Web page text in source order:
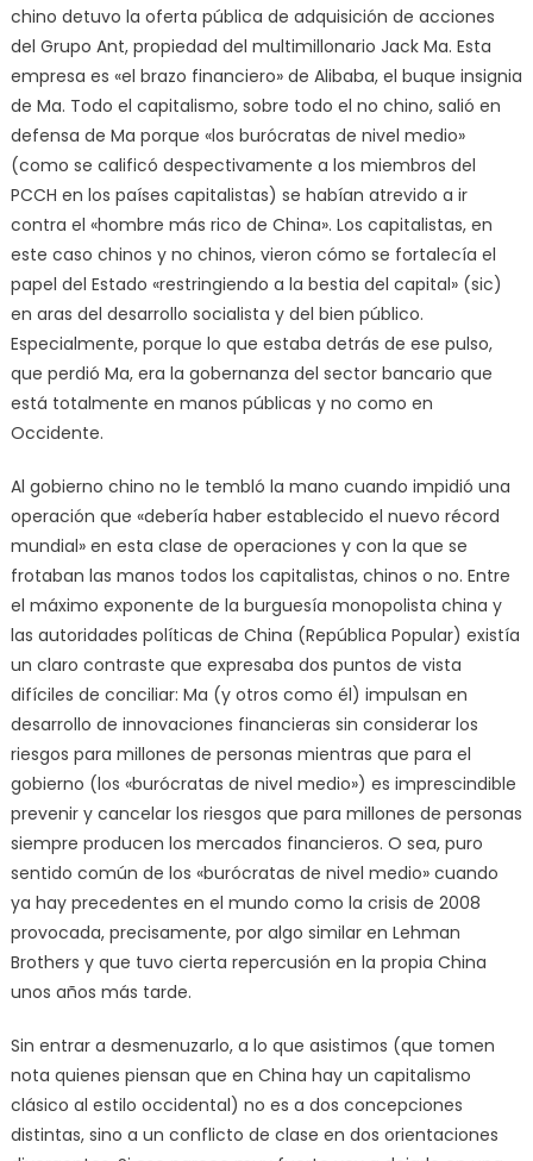
chino detuvo la oferta pública de adquisición de acciones
del Grupo Ant, propiedad del multimillonario Jack Ma. Esta
empresa es «el brazo financiero» de Alibaba, el buque insignia
de Ma. Todo el capitalismo, sobre todo el no chino, salió en
defensa de Ma porque «los burócratas de nivel medio»
(como se calificó despectivamente a los miembros del
PCCH en los países capitalistas) se habían atrevido a ir
contra el «hombre más rico de China». Los capitalistas, en
este caso chinos y no chinos, vieron cómo se fortalecía el
papel del Estado «restringiendo a la bestia del capital» (sic)
en aras del desarrollo socialista y del bien público.
Especialmente, porque lo que estaba detrás de ese pulso,
que perdió Ma, era la gobernanza del sector bancario que
está totalmente en manos públicas y no como en
Occidente.
Al gobierno chino no le tembló la mano cuando impidió una
operación que «debería haber establecido el nuevo récord
mundial» en esta clase de operaciones y con la que se
frotaban las manos todos los capitalistas, chinos o no. Entre
el máximo exponente de la burguesía monopolista china y
las autoridades políticas de China (República Popular) existía
un claro contraste que expresaba dos puntos de vista
difíciles de conciliar: Ma (y otros como él) impulsan en
desarrollo de innovaciones financieras sin considerar los
riesgos para millones de personas mientras que para el
gobierno (los «burócratas de nivel medio») es imprescindible
prevenir y cancelar los riesgos que para millones de personas
siempre producen los mercados financieros. O sea, puro
sentido común de los «burócratas de nivel medio» cuando
ya hay precedentes en el mundo como la crisis de 2008
provocada, precisamente, por algo similar en Lehman
Brothers y que tuvo cierta repercusión en la propia China
unos años más tarde.
Sin entrar a desmenuzarlo, a lo que asistimos (que tomen
nota quienes piensan que en China hay un capitalismo
clásico al estilo occidental) no es a dos concepciones
distintas, sino a un conflicto de clase en dos orientaciones